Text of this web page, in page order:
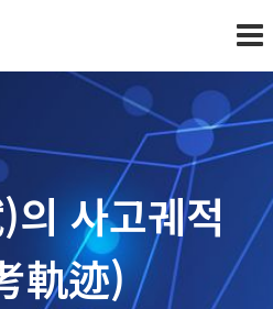
사고궤적
軌迹)